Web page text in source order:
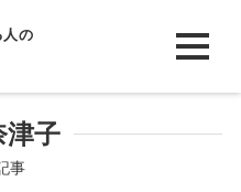
人の
津子
事